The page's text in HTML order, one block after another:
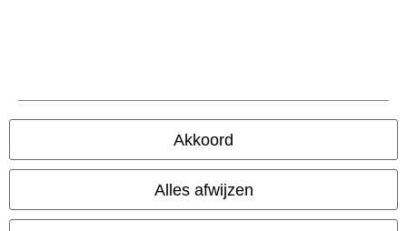
Akkoord
Alles afwijzen
© 1986-2026 Large Popmerchandising B.V.